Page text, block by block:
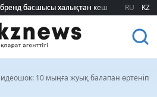
басшысы халықтан кешірім сұрады
басшысы халықтан кешірім сұрады
RU KZ
10 мыңға жуық балапан өртеніп